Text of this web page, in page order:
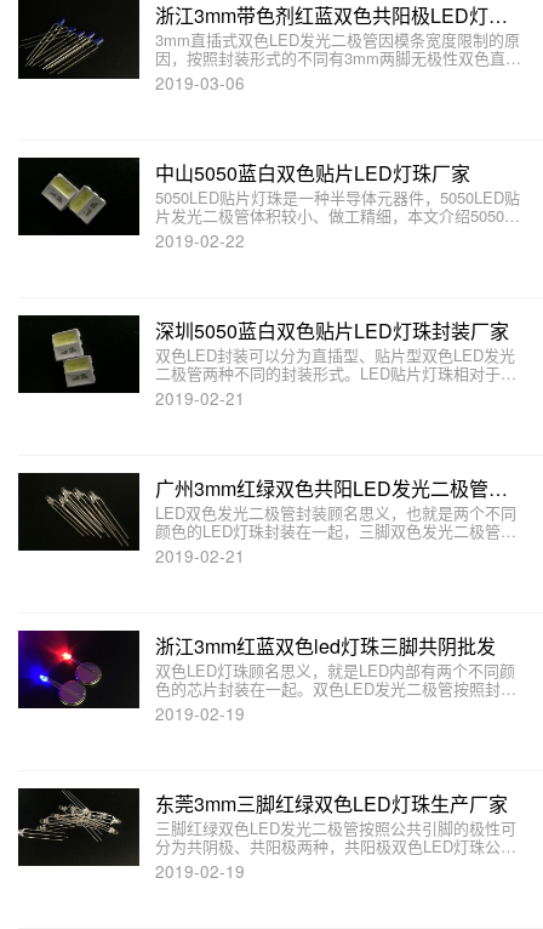
浙江3mm带色剂红蓝双色共阳极LED灯珠工厂
3mm直插式双色LED发光二极管因模条宽度限制的原
因，按照封装形式的不同有3mm两脚无极性双色直插
式LED灯珠、以及3mm三脚双色共阳极共阴极LED发
光二极管两种。3mm共阳极LED红蓝双色连体灯珠中
2019-03-06
中山5050蓝白双色贴片LED灯珠厂家
5050LED贴片灯珠是一种半导体元器件，5050LED贴
片发光二极管体积较小、做工精细，本文介绍5050蓝
白双色LED贴片发光二极管封装结构及特点。
2019-02-22
深圳5050蓝白双色贴片LED灯珠封装厂家
双色LED封装可以分为直插型、贴片型双色LED发光
二极管两种不同的封装形式。LED贴片灯珠相对于直
插LED来说尺寸更小，因此可以在更小的空间封装更
多LED芯片，本文介绍深圳5050蓝白双色贴片LED灯
2019-02-21
广州3mm红绿双色共阳LED发光二极管封装厂家
LED双色发光二极管封装顾名思义，也就是两个不同
颜色的LED灯珠封装在一起，三脚双色发光二极管也
有共阴极和共阳极之分，如3mm红绿双色共阳LED灯
珠是把红色、绿色两种颜色的芯片封装在一起，中间
2019-02-21
浙江3mm红蓝双色led灯珠三脚共阴批发
双色LED灯珠顾名思义，就是LED内部有两个不同颜
色的芯片封装在一起。双色LED发光二极管按照封装
形式的不同可分为两脚无极性双色LED、三脚双色、
四脚双色LED灯珠，3mm两脚无极、三脚红蓝双色发
2019-02-19
东莞3mm三脚红绿双色LED灯珠生产厂家
三脚红绿双色LED发光二极管按照公共引脚的极性可
分为共阴极、共阳极两种，共阳极双色LED灯珠公共
引脚为正极，两端引脚为负极。如三脚红绿双色共阳
LED灯珠，一般两端的直脚对应红色，斜脚对应绿
2019-02-19